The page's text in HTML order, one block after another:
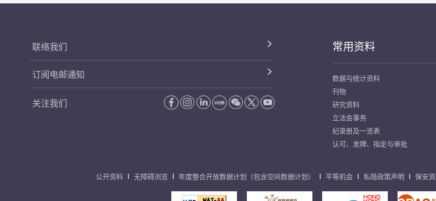
联络我们
订阅电邮通知
关注我们
常用资料
数据与统计资料
刊物
研究资料
立法会事务
纪录册及一览表
认可、发牌、指定与审批
公开资料 无障碍浏览 年度整合开放数据计划（包含空间数据计划） 平等机会 私隐政策声明 保安